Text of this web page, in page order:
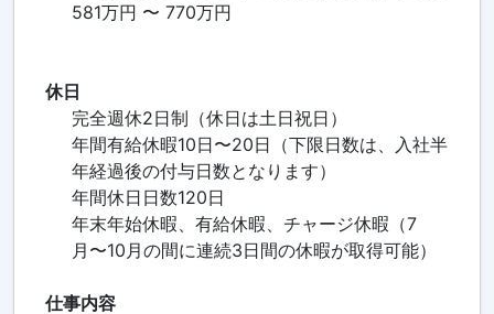
581万円 〜 770万円
休日
完全週休2日制（休日は土日祝日）
年間有給休暇10日〜20日（下限日数は、入社半
年経過後の付与日数となります）
年間休日日数120日
年末年始休暇、有給休暇、チャージ休暇（7
月〜10月の間に連続3日間の休暇が取得可能）
仕事内容